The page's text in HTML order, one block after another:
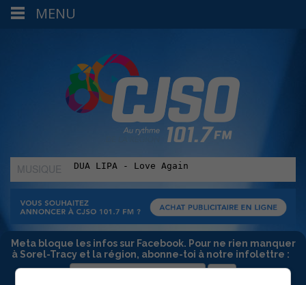
MUSIQUE
:
Meta bloque les infos sur Facebook. Pour ne rien manquer
à Sorel-Tracy et la région, abonne-toi à notre infolettre :
MENU